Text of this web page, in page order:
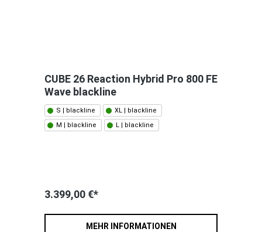
CUBE 26 Reaction Hybrid Pro 800 FE
Wave blackline
S | blackline
XL | blackline
M | blackline
L | blackline
3.399,00 €*
MEHR INFORMATIONEN